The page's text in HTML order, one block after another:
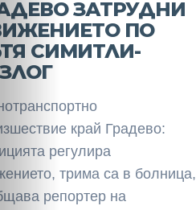
ЗАТРУДНИ
ПО
СИМИТЛИ-
край Градево:
регулира
трима са в болница,
репортер на